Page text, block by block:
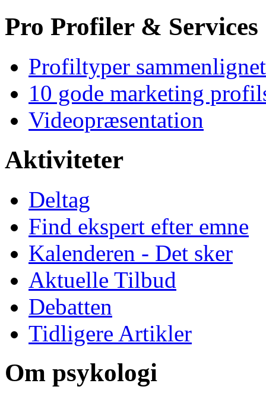
Pro Profiler & Services
Profiltyper sammenlignet
10 gode marketing
Videopræsentation
Aktiviteter
Deltag
Find ekspert efter emne
Kalenderen - Det sker
Aktuelle Tilbud
Debatten
Tidligere Artikler
Om psykologi